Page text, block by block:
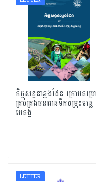
កិច្ចសន្ទនាឆ្លងដែន ក្រោមគម្រ
គ្រប់គ្រងធនធានទឹកចម្រុះទន្លេ
មេគង្គ
LETTER